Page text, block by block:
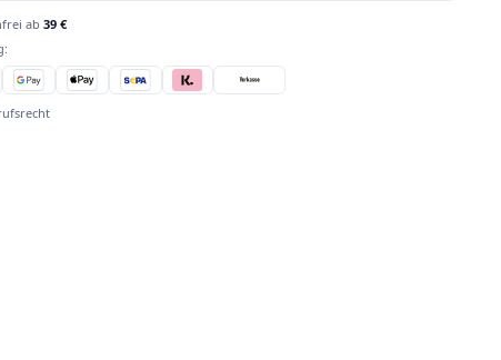
ab 39 €